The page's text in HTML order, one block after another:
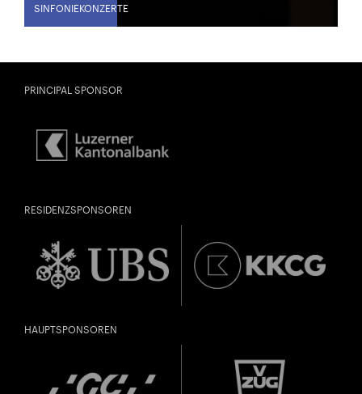
SINFONIEKONZERTE
PRINCIPAL SPONSOR
RESIDENZSPONSOREN
HAUPTSPONSOREN